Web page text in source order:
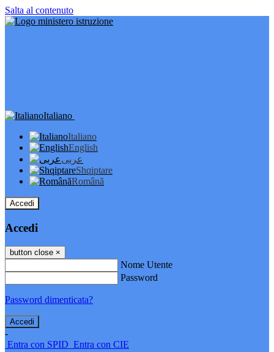
Salta al contenuto
Italiano
Italiano
English
عربى
Shqiptare
Română
Accedi
Accedi
button close ×
Nome Utente
Password
Password dimenticata?
-
Entra con SPID Entra con CIE